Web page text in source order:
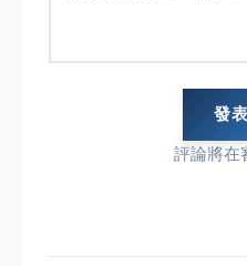
發
評論將在